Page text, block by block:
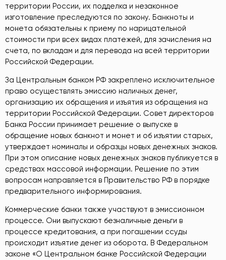
территории России, их подделка и незаконное
изготовление преследуются по закону. Банкноты и
монета обязательны к приему по нарицательной
стоимости при всех видах платежей, для зачисления на
счета, по вкладам и для перевода на всей территории
Российской Федерации.
За Центральным банком РФ закреплено исключительное
право осуществлять эмиссию наличных денег,
организацию их обращения и изъятия из обращения на
территории Российской Федерации. Совет директоров
Банка России принимает решение о выпуске в
обращение новых банкнот и монет и об изъятии старых,
утверждает номиналы и образцы новых денежных знаков.
При этом описание новых денежных знаков публикуется в
средствах массовой информации. Решение по этим
вопросам направляется в Правительство РФ в порядке
предварительного информирования.
Коммерческие банки также участвуют в эмиссионном
процессе. Они выпускают безналичные деньги в
процессе кредитования, а при погашении ссуды
происходит изъятие денег из оборота. В Федеральном
законе «О Центральном банке Российской Федерации